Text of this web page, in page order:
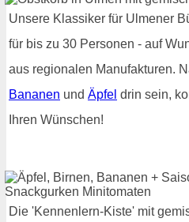
Unsere Klassiker für Ulmener
für bis zu 30 Personen - auf
aus regionalen Manufakturen.
Bananen und Äpfel drin sein,
Ihren Wünschen!
Die 'Kennenlern-Kiste' mit